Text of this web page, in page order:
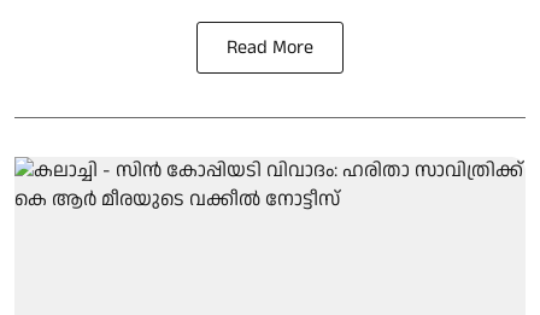
Read More